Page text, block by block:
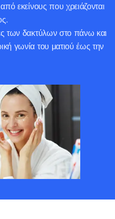
εκείνους που χρειάζονται
των δακτύλων στο πάνω και
γωνία του ματιού έως την